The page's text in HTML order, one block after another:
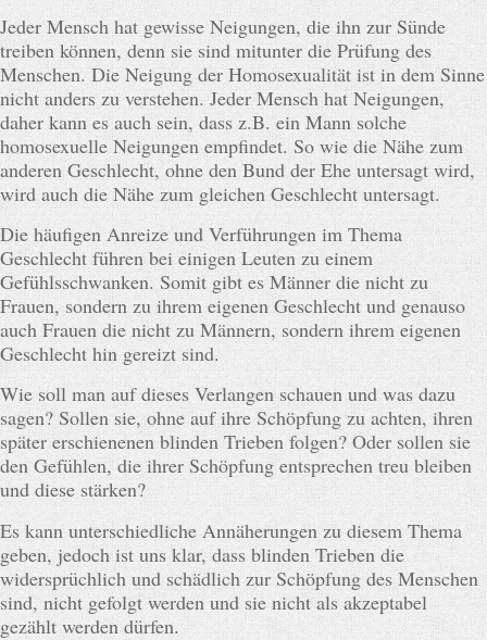
Jeder Mensch hat gewisse Neigungen, die ihn zur Sünde
treiben können, denn sie sind mitunter die Prüfung des
Menschen. Die Neigung der Homosexualität ist in dem Sinne
nicht anders zu verstehen. Jeder Mensch hat Neigungen,
daher kann es auch sein, dass z.B. ein Mann solche
homosexuelle Neigungen empfindet. So wie die Nähe zum
anderen Geschlecht, ohne den Bund der Ehe untersagt wird,
wird auch die Nähe zum gleichen Geschlecht untersagt.
Die häufigen Anreize und Verführungen im Thema
Geschlecht führen bei einigen Leuten zu einem
Gefühlsschwanken. Somit gibt es Männer die nicht zu
Frauen, sondern zu ihrem eigenen Geschlecht und genauso
auch Frauen die nicht zu Männern, sondern ihrem eigenen
Geschlecht hin gereizt sind.
Wie soll man auf dieses Verlangen schauen und was dazu
sagen? Sollen sie, ohne auf ihre Schöpfung zu achten, ihren
später erschienenen blinden Trieben folgen? Oder sollen sie
den Gefühlen, die ihrer Schöpfung entsprechen treu bleiben
und diese stärken?
Es kann unterschiedliche Annäherungen zu diesem Thema
geben, jedoch ist uns klar, dass blinden Trieben die
widersprüchlich und schädlich zur Schöpfung des Menschen
sind, nicht gefolgt werden und sie nicht als akzeptabel
gezählt werden dürfen.